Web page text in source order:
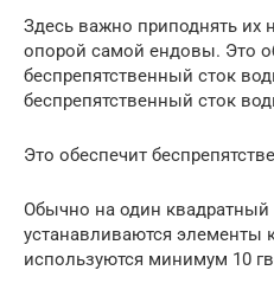
Здесь важно приподнять их
опорой самой ендовы. Это
беспрепятственный сток
беспрепятственный сток
Это обеспечит
Обычно на один квадратный
устанавливаются элементы
используются минимум 10